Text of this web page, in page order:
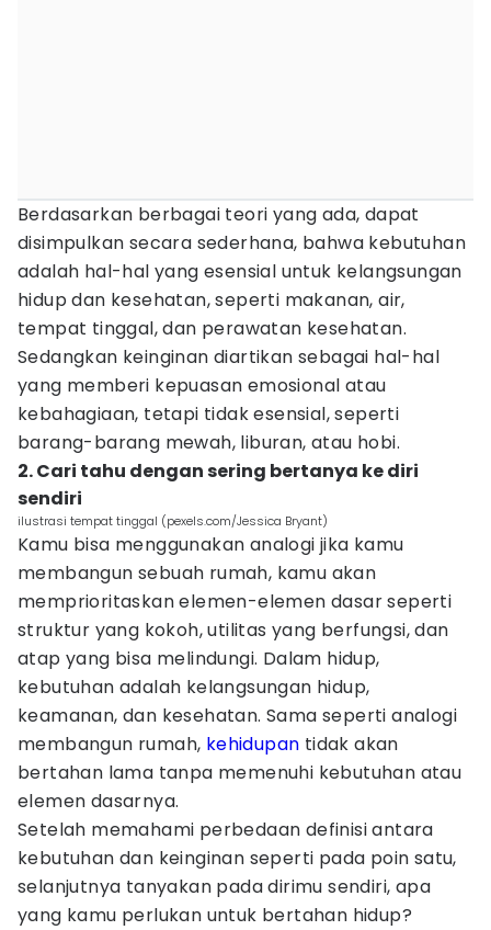
Berdasarkan berbagai teori yang ada, dapat
disimpulkan secara sederhana, bahwa kebutuhan
adalah hal-hal yang esensial untuk kelangsungan
hidup dan kesehatan, seperti makanan, air,
tempat tinggal, dan perawatan kesehatan.
Sedangkan keinginan diartikan sebagai hal-hal
yang memberi kepuasan emosional atau
kebahagiaan, tetapi tidak esensial, seperti
barang-barang mewah, liburan, atau hobi.
2. Cari tahu dengan sering bertanya ke diri
sendiri
ilustrasi tempat tinggal (pexels.com/Jessica Bryant)
Kamu bisa menggunakan analogi jika kamu
membangun sebuah rumah, kamu akan
memprioritaskan elemen-elemen dasar seperti
struktur yang kokoh, utilitas yang berfungsi, dan
atap yang bisa melindungi. Dalam hidup,
kebutuhan adalah kelangsungan hidup,
keamanan, dan kesehatan. Sama seperti analogi
membangun rumah, kehidupan tidak akan
bertahan lama tanpa memenuhi kebutuhan atau
elemen dasarnya.
Setelah memahami perbedaan definisi antara
kebutuhan dan keinginan seperti pada poin satu,
selanjutnya tanyakan pada dirimu sendiri, apa
yang kamu perlukan untuk bertahan hidup?